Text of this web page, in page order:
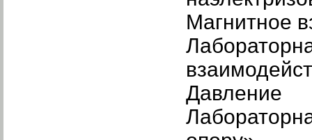
Магнитное
Давление